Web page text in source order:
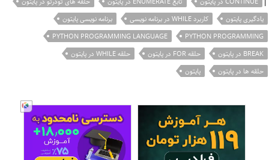
یادگیری پایتون
کاربرد WHILE در برنامه نویسی
برنامه نویسی پایتون
PYTHON PROGRAMMING
PYTHON PROGRAMMING LANGUAGE
BREAK در پایتون
حلقه FOR در پایتون
حلقه WHILE در پایتون
حلقه ها در پایتون
پایتون